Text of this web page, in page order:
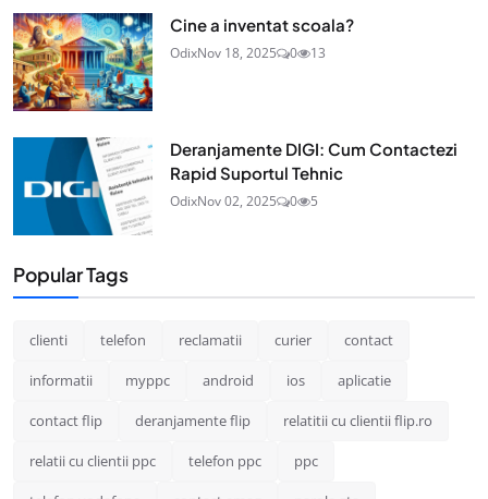
Cine a inventat scoala?
OdixNov 18, 2025 0 13
Deranjamente DIGI: Cum Contactezi
Rapid Suportul Tehnic
OdixNov 02, 2025 0 5
Popular Tags
clienti telefon reclamatii curier contact
informatii myppc android ios aplicatie
contact flip deranjamente flip relatitii cu clientii flip.ro
relatii cu clientii ppc telefon ppc ppc